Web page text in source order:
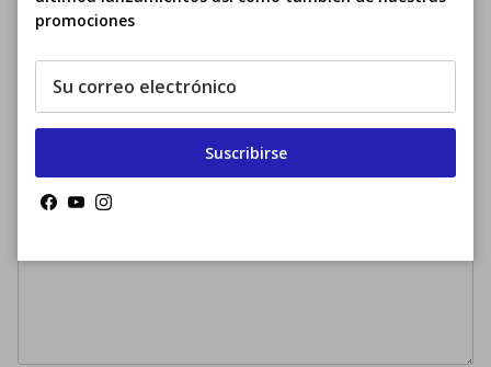
Nombre
Correo electrónico
Comentario
promociones
Suscribirse
Facebook
YouTubeInstagram